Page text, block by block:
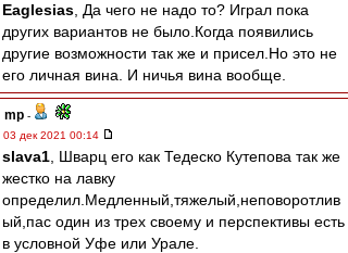
Eaglesias , Да чего не надо то? Играл пока
других вариантов не было.Когда появились
другие возможности так же и присел.Но это не
его личная вина. И ничья вина вообще.
mp -
03 дек 2021 00:14
slava1 , Шварц его как Тедеско Кутепова так же
жестко на лавку
определил.Медленный,тяжелый,неповоротлив
ый,пас один из трех своему и перспективы есть
в условной Уфе или Урале.